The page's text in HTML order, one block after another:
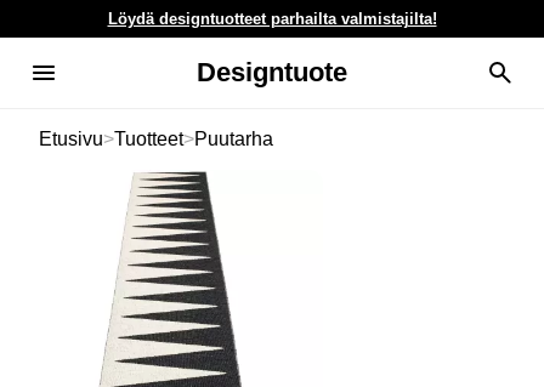
Löydä designtuotteet parhailta valmistajilta!
Designtuote
Etusivu>Tuotteet>Puutarha